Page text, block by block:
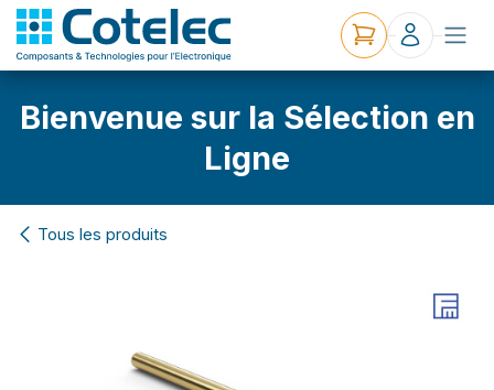
Bienvenue sur la Sélection en
Ligne
Tous les produits